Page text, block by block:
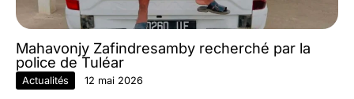
Mahavonjy Zafindresamby recherché par la
police de Tuléar
Actualités 12 mai 2026